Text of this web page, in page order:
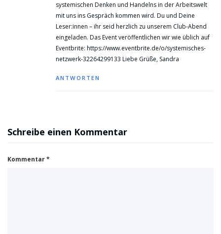
systemischen Denken und Handelns in der Arbeitswelt
mit uns ins Gespräch kommen wird. Du und Deine
Leser:innen – ihr seid herzlich zu unserem Club-Abend
eingeladen. Das Event veröffentlichen wir wie üblich auf
Eventbrite: https://www.eventbrite.de/o/systemisches-
netzwerk-32264299133 Liebe Grüße, Sandra
ANTWORTEN
Schreibe einen Kommentar
Kommentar*